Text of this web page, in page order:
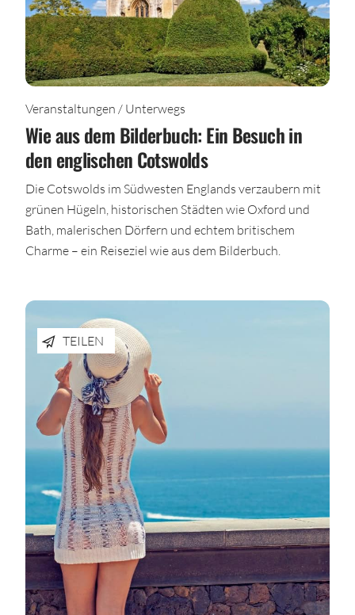
Veranstaltungen / Unterwegs
Wie aus dem Bilderbuch: Ein Besuch in
den englischen Cotswolds
Die Cotswolds im Südwesten Englands verzaubern mit
grünen Hügeln, historischen Städten wie Oxford und
Bath, malerischen Dörfern und echtem britischem
Charme – ein Reiseziel wie aus dem Bilderbuch.
TEILEN